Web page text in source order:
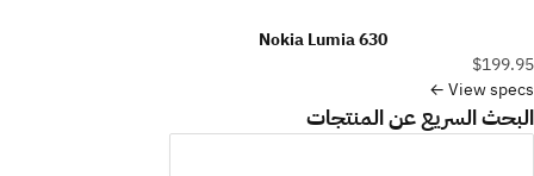
Nokia Lumia 630
$199.95
View specs ←
البحث السريع عن المنتجات